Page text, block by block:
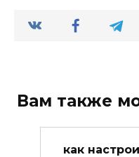
Вам также
как